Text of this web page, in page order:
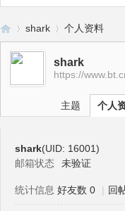
宝›
shark 个人资料
shark
https://
主题 个人
shark(UID: 16001)
邮箱状态
未验证
统计信息 好友数 0 | 回